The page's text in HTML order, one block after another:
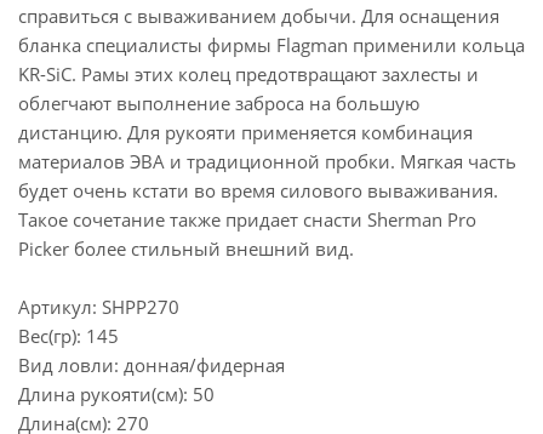
справиться с вываживанием добычи. Для оснащения
бланка специалисты фирмы Flagman применили кольца
KR-SiC. Рамы этих колец предотвращают захлесты и
облегчают выполнение заброса на большую
дистанцию. Для рукояти применяется комбинация
материалов ЭВА и традиционной пробки. Мягкая часть
будет очень кстати во время силового вываживания.
Такое сочетание также придает снасти Sherman Pro
Picker более стильный внешний вид.
Артикул: SHPP270
Вес(гр): 145
Вид ловли: донная/фидерная
Длина рукояти(см): 50
Длина(см): 270